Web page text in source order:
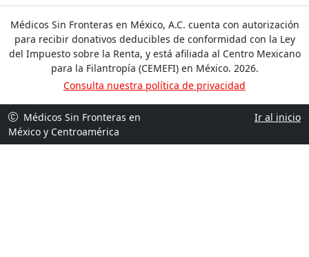
Médicos Sin Fronteras en México, A.C. cuenta con autorización
para recibir donativos deducibles de conformidad con la Ley
del Impuesto sobre la Renta, y está afiliada al Centro Mexicano
para la Filantropía (CEMEFI) en México. 2026.
Consulta nuestra política de privacidad
Médicos Sin Fronteras en
México y Centroamérica
Ir al inicio